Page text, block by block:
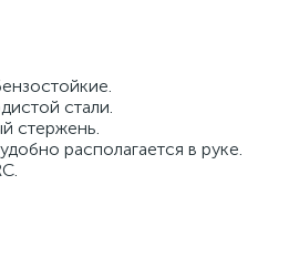
стали.
стержень.
располагается в руке.